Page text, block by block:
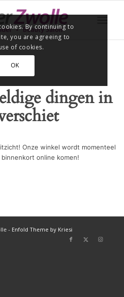
dingen in
Onze winkel wordt momenteel
online komen!
- Enfold Theme by Kriesi
By continuing to
you are agreeing to
of cookies.
OK